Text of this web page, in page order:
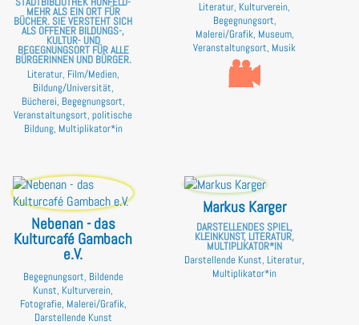
MEHR ALS EIN ORT FÜR
BÜCHER. SIE VERSTEHT SICH
ALS OFFENER BILDUNGS-,
KULTUR- UND
BEGEGNUNGSORT FÜR ALLE
BÜRGERINNEN UND BÜRGER.
Literatur, Film/Medien,
Bildung/Universität,
Bücherei, Begegnungsort,
Veranstaltungsort, politische
Bildung, Multiplikator*in
Literatur, Kulturverein,
Begegnungsort,
Malerei/Grafik, Museum,
Veranstaltungsort, Musik
Nebenan - das
Kulturcafé Gambach
e.V.
Begegnungsort, Bildende
Kunst, Kulturverein,
Fotografie, Malerei/Grafik,
Darstellende Kunst
Markus Karger
DARSTELLENDES SPIEL,
KLEINKUNST, LITERATUR,
MULTIPLIKATOR*IN
Darstellende Kunst, Literatur,
Multiplikator*in